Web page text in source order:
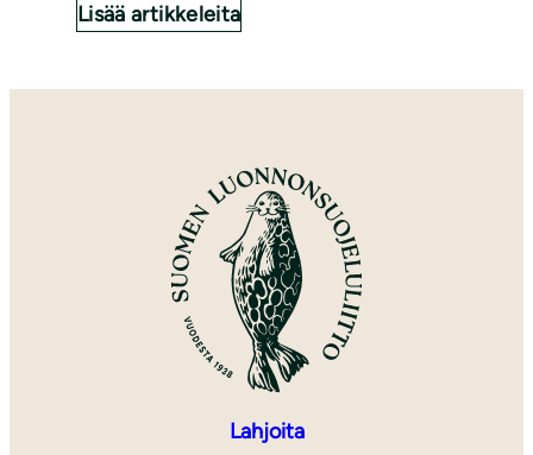
Lisää artikkeleita
Lahjoita